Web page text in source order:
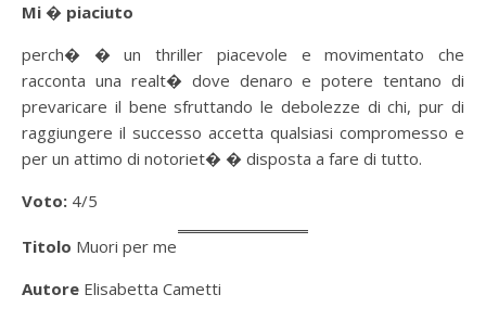
Mi � piaciuto
perch� � un thriller piacevole e movimentato che
racconta una realt� dove denaro e potere tentano di
prevaricare il bene sfruttando le debolezze di chi, pur di
raggiungere il successo accetta qualsiasi compromesso e
per un attimo di notoriet� � disposta a fare di tutto.
Voto: 4/5
Titolo Muori per me
Autore Elisabetta Cametti